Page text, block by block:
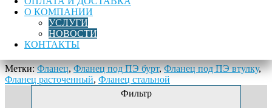
О КОМПАНИИ
УСЛУГИ
НОВОСТИ
КОНТАКТЫ
Не нашли того, что искали? Отправьте
материалов
Стальной фланец DN 400 под ПЭ втулку (бурт) 400, PN10
Метки:Фланец,Фланец под ПЭ бурт,Фланец под ПЭ втулку,
Фланец расточенный, Фланец стальной
Фильтр